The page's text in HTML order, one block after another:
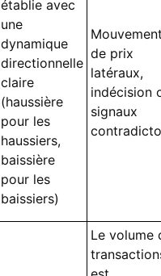
établie avec
une
dynamique
directionnelle
claire
(haussière
pour les
haussiers,
baissière
pour les
baissiers)
de prix
latéraux,
indécision
signaux
Le volume